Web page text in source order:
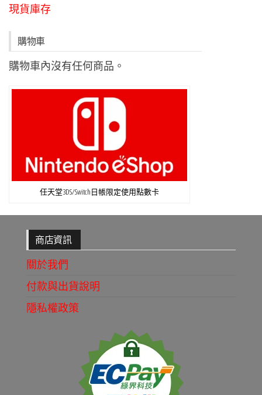
現貨庫存
購物車
購物車內沒有任何商品。
任天堂3DS/Switch日帳限定使用點數卡
商店資訊
關於我們
付款與出貨說明
隱私權政策